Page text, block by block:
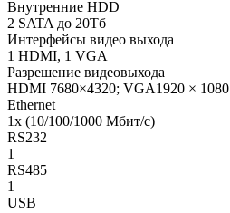
Внутренние HDD
2 SATA до 20Тб
Интерфейсы видео выхода
1 HDMI, 1 VGA
Разрешение видеовыхода
HDMI 7680×4320; VGA1920 × 1080
Ethernet
1х (10/100/1000 Mбит/с)
RS232
1
RS485
1
USB